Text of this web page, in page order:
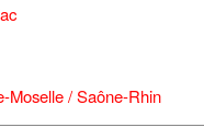
Moselle / Saône-Rhin